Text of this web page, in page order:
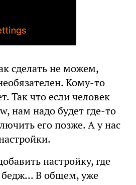
сделать не можем,
Кому-то
Так что если человек
нам надо будет где-то
его позже. А у нас
настройку, где
бедж... В общем, уже